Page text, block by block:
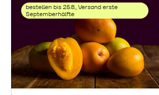
bestellen bis 25.8., Versand erste
Septemberhälfte